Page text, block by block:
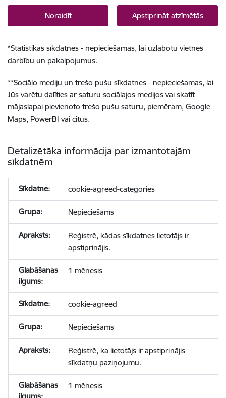
Noraidīt Apstiprināt atzīmētās
*Statistikas sīkdatnes - nepieciešamas, lai uzlabotu vietnes
darbību un pakalpojumus.
**Sociālo mediju un trešo pušu sīkdatnes - nepieciešamas, lai
Jūs varētu dalīties ar saturu sociālajos medijos vai skatīt
mājaslapai pievienoto trešo pušu saturu, piemēram, Google
Maps, PowerBI vai citus.
Detalizētāka informācija par izmantotajām
sīkdatnēm
cookie-agreed-categories
Nepieciešams
Reģistrē, kādas sīkdatnes lietotājs ir
apstiprinājis.
1 mēnesis
cookie-agreed
Nepieciešams
Reģistrē, ka lietotājs ir apstiprinājis
sīkdatņu paziņojumu.
1 mēnesis